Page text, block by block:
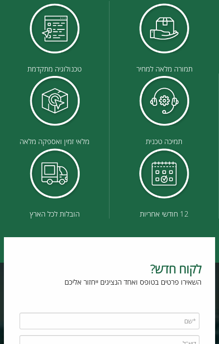
תמורה מלאה למחיר טכנולוגיה מתקדמת
תמיכה טכנית מלאי זמין ואספקה מלאה
12 חודשי אחריות הובלות לכל הארץ
לקוח חדש?
השאירו פרטים בטופס ואחד הנציגים ייחזור אליכם